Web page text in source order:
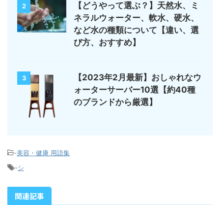
2
【どうやって選ぶ？】天然水、ミ
ネラルウォーター、軟水、硬水、
など水の種類について【違い、選
び方、おすすめ】
3
【2023年2月最新】おしゃれなウ
ォーターサーバー10選【約40種
のブランドから厳選】
-美容・健康 用語集
-シ
関連記事